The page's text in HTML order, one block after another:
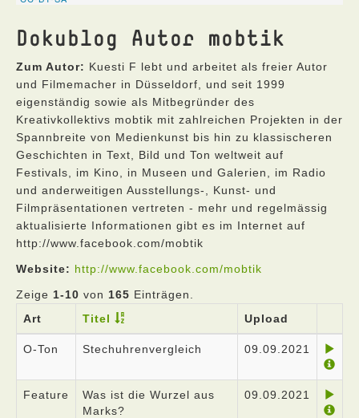
Dokublog Autor mobtik
Zum Autor: Kuesti F lebt und arbeitet als freier Autor
und Filmemacher in Düsseldorf, und seit 1999
eigenständig sowie als Mitbegründer des
Kreativkollektivs mobtik mit zahlreichen Projekten in der
Spannbreite von Medienkunst bis hin zu klassischeren
Geschichten in Text, Bild und Ton weltweit auf
Festivals, im Kino, in Museen und Galerien, im Radio
und anderweitigen Ausstellungs-, Kunst- und
Filmpräsentationen vertreten - mehr und regelmässig
aktualisierte Informationen gibt es im Internet auf
http://www.facebook.com/mobtik
Website: http://www.facebook.com/mobtik
Zeige 1-10 von 165 Einträgen.
Art
Titel Upload
O-Ton Stechuhrenvergleich 09.09.2021
Feature
Was ist die Wurzel aus
Marks?
09.09.2021